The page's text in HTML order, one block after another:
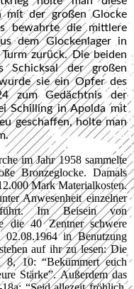
mit der großen Glocke
bewahrte die mittlere
dem Glockenlager in
zurück. Die beiden
Schicksal der großen
sie ein Opfer des
zum Gedächtnis der
Schilling in Apolda mit
geschaffen, holte man
im Jahr 1958 sammelte
Bronzeglocke. Damals
Mark Materialkosten.
Anwesenheit einzelner
Im Beisein von
die 40 Zentner schwere
02.08.1964 in Benutzung
auf ihr zu lesen: Die
8, 10: “Bekümmert euch
Stärke”. Außerdem das